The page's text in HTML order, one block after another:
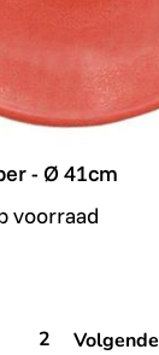
- Ø 41cm
- Ø 41cm
voorraad
2 Volgende